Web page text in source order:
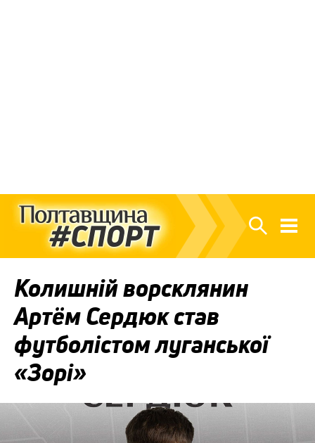
Колишній ворсклянин
Артём Сердюк став
футболістом луганської
«Зорі»